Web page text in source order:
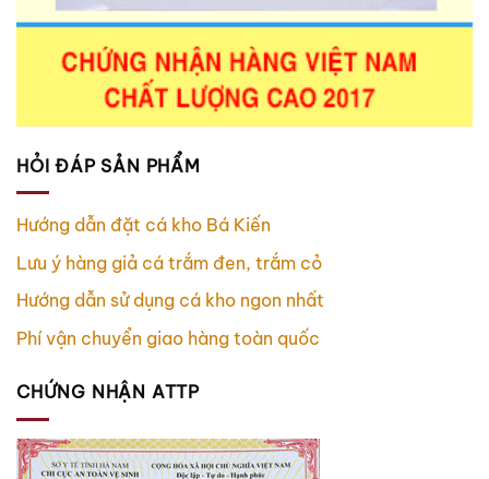
HỎI ĐÁP SẢN PHẨM
Hướng dẫn đặt cá kho Bá Kiến
Lưu ý hàng giả cá trắm đen, trắm cỏ
Hướng dẫn sử dụng cá kho ngon nhất
Phí vận chuyển giao hàng toàn quốc
CHỨNG NHẬN ATTP